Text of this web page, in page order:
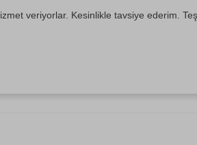
veriyorlar. Kesinlikle tavsiye ederim.